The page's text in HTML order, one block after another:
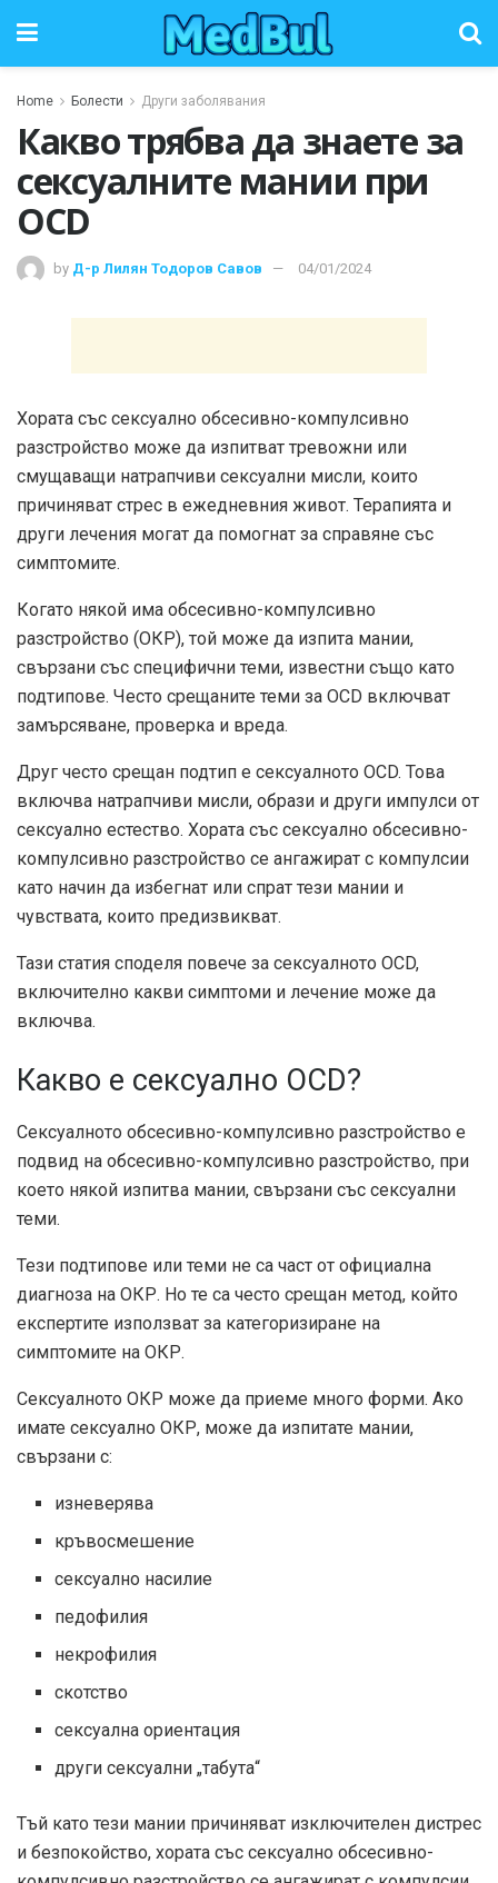
Home Болести Други заболявания
Какво трябва да знаете за
сексуалните мании при
OCD
by Д-р Лилян Тодоров Савов 04/01/2024
Хората със сексуално обсесивно-компулсивно
разстройство може да изпитват тревожни или
смущаващи натрапчиви сексуални мисли, които
причиняват стрес в ежедневния живот. Терапията и
други лечения могат да помогнат за справяне със
симптомите.
Когато някой има обсесивно-компулсивно
разстройство (ОКР), той може да изпита мании,
свързани със специфични теми, известни също като
подтипове. Често срещаните теми за OCD включват
замърсяване, проверка и вреда.
Друг често срещан подтип е сексуалното OCD. Това
включва натрапчиви мисли, образи и други импулси от
сексуално естество. Хората със сексуално обсесивно-
компулсивно разстройство се ангажират с компулсии
като начин да избегнат или спрат тези мании и
чувствата, които предизвикват.
Тази статия споделя повече за сексуалното OCD,
включително какви симптоми и лечение може да
включва.
Какво е сексуално OCD?
Сексуалното обсесивно-компулсивно разстройство е
подвид на обсесивно-компулсивно разстройство, при
което някой изпитва мании, свързани със сексуални
теми.
Тези подтипове или теми не са част от официална
диагноза на ОКР. Но те са често срещан метод, който
експертите използват за категоризиране на
симптомите на ОКР.
Сексуалното ОКР може да приеме много форми. Ако
имате сексуално ОКР, може да изпитате мании,
свързани с:
изневерява
кръвосмешение
сексуално насилие
педофилия
некрофилия
скотство
сексуална ориентация
други сексуални „табута“
Тъй като тези мании причиняват изключителен дистрес
и безпокойство, хората със сексуално обсесивно-